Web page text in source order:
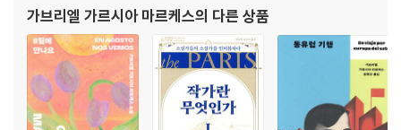
아, 프랑스, 베네수엘라, 미국, 멕시코 등지에서
가브리엘 가르시아 마르케스의 다른 상품